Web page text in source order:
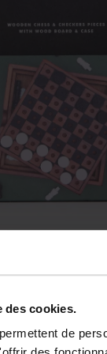
des cookies.
de